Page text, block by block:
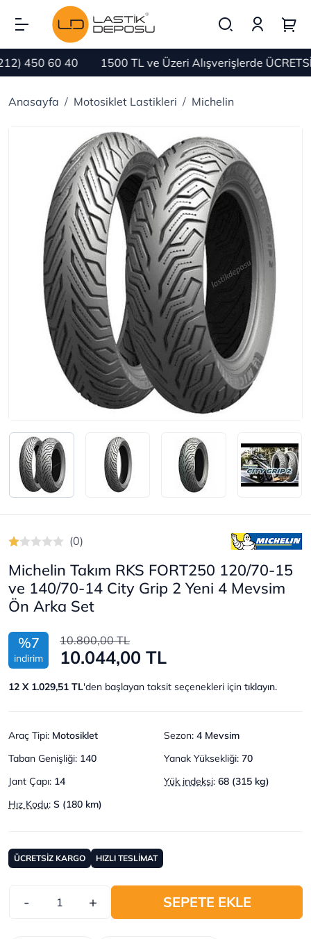
60 40 1500 TL ve Üzeri Alışverişlerde ÜCRETSİZ
Anasayfa Motosiklet Lastikleri Michelin
(0)
Michelin Takım RKS FORT250 120/70-15
ve 140/70-14 City Grip 2 Yeni 4 Mevsim
Ön Arka Set
%7
indirim
10.800,00 TL
10.044,00 TL
12 X 1.029,51 TL'den başlayan taksit seçenekleri için tıklayın.
Araç Tipi: Motosiklet Sezon: 4 Mevsim
Taban Genişliği: 140 Yanak Yüksekliği: 70
Jant Çapı: 14 Yük indeksi: 68 (315 kg)
Hız Kodu: S (180 km)
ÜCRETSİZ KARGO HIZLI TESLİMAT
- + SEPETE EKLE